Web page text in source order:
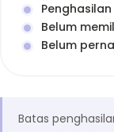
Belum
Belum
Batas